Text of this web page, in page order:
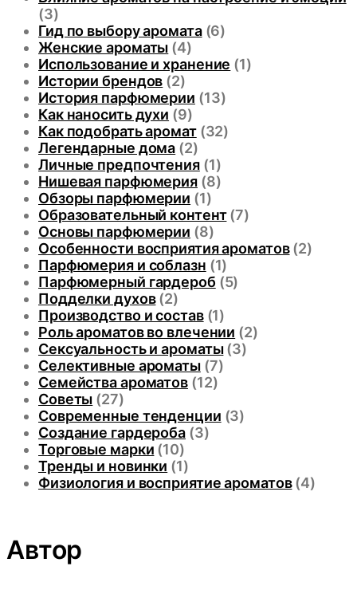
(3)
Гид по выбору аромата(6)
Женские ароматы (4)
Использование и хранение (1)
Истории брендов (2)
История парфюмерии (13)
Как наносить духи (9)
Как подобрать аромат(32)
Легендарные дома (2)
Личные предпочтения(1)
Нишевая парфюмерия(8)
Обзоры парфюмерии (1)
Образовательный контент(7)
Основы парфюмерии (8)
Особенности восприятия ароматов(2)
Парфюмерия и соблазн (1)
Парфюмерный гардероб (5)
Подделки духов(2)
Производство и состав(1)
Роль ароматов во влечении (2)
Сексуальность и ароматы(3)
Селективные ароматы(7)
Семейства ароматов(12)
Советы (27)
Современные тенденции (3)
Создание гардероба(3)
Торговые марки (10)
Тренды и новинки (1)
Физиология и восприятие ароматов(4)
Автор